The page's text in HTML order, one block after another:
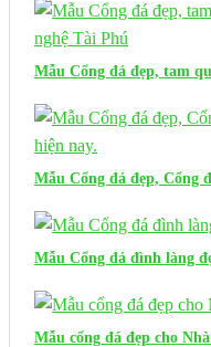
Mẫu Cổng đá đẹp, tam
Mẫu Cổng đá đẹp, Cổng
Mẫu Cổng đá đình làng
Mẫu cổng đá đẹp cho